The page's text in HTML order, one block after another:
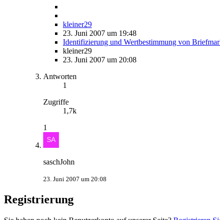
kleiner29
23. Juni 2007 um 19:48
Identifizierung und Wertbestimmung von
kleiner29
23. Juni 2007 um 20:08
Antworten
1
Zugriffe
1,7k
1
saschJohn
23. Juni 2007 um 20:08
Registrierung